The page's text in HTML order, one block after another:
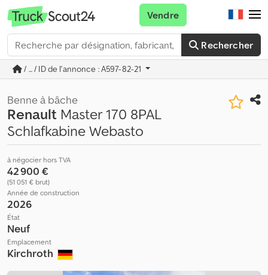
Rechercher
Vendre
/ ... / ID de l'annonce : A597-82-21
Benne à bâche
Renault Master 170 8PAL
Schlafkabine Webasto
à négocier hors TVA
42 900 €
(51 051 € brut)
Année de construction
2026
État
Neuf
Emplacement
Kirchroth